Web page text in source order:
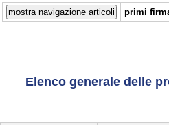
primi
Elenco generale delle